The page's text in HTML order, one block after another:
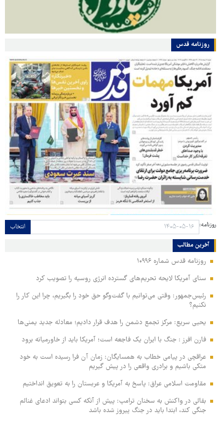
روزنامه قدس
روزنامه: انتخاب
آخرین مطالب
روزنامه قدس شماره ۱۰۹۹۶
سنای آمریکا لایحه تحریم‌های گسترده انرژی روسیه را تصویب کرد
رئیس‌جمهور: وقتی می‌توانیم با گفت‌وگو حق خود را بگیریم، چرا این کار را
نکنیم؟
یحیی سریع: مرکز تجمع دشمن را هدف قرار دادیم؛ معادله جدید یمنی‌ها
فارن افرز : جنگ با ایران یک فاجعه است؛ آمریکا باید از خاورمیانه برود
عراقچی در پیامی خطاب به همسایگان: زمان آن فرا رسیده است به خود
متکی باشیم و برادری واقعی را در پیش گیریم
مقاومت اسلامی عراق: پاسخ به آمریکا و عربستان را به تعویق انداختیم
بقائی در واکنش به سخنان ترامپ: پیش از آنکه کسی بتواند ادعای غنائم
جنگی کند، ابتدا باید در جنگ پیروز شده باشد